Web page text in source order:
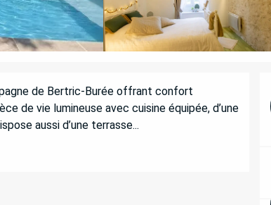
de Bertric-Burée offrant confort
de vie lumineuse avec cuisine équipée, d’une
aussi d’une terrasse...